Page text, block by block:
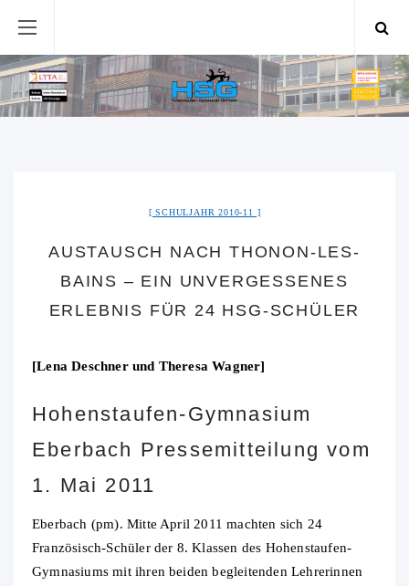
SCHULJAHR 2010-11
AUSTAUSCH NACH THONON-LES-
BAINS – EIN UNVERGESSENES
ERLEBNIS FÜR 24 HSG-SCHÜLER
[Lena Deschner und Theresa Wagner]
Hohenstaufen-Gymnasium
Eberbach Pressemitteilung vom
1. Mai 2011
Eberbach (pm). Mitte April 2011 machten sich 24
Französisch-Schüler der 8. Klassen des Hohenstaufen-
Gymnasiums mit ihren beiden begleitenden Lehrerinnen